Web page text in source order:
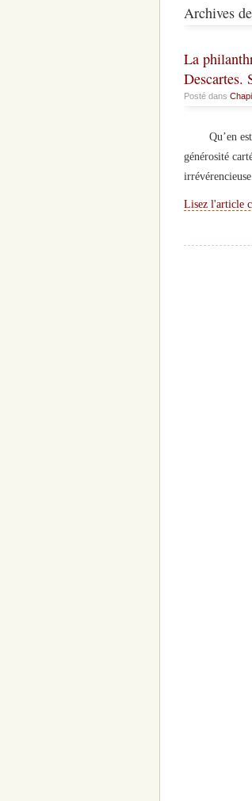
Archives
La
Descartes.
Posté dans
Qu’en est-il
générosité
Lisez l'article